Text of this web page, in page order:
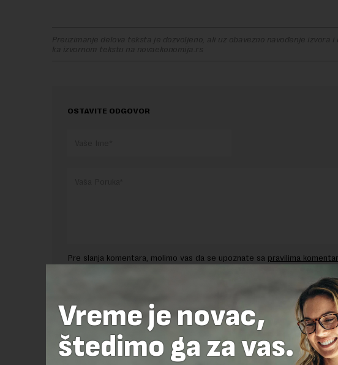
Preuzimanje delova teksta je dozvoljeno, ali uz obavezno navođenje izvora
ka izvornom tekstu na novaekonomija.rs
OSTAVITE ODGOVOR
Pre slanja komentara, molimo vas da se upoznate sa pravilima
korišćenja sajta.
Google Politika
su primenjeni.
Vreme je novac,
štedimo ga za vas.